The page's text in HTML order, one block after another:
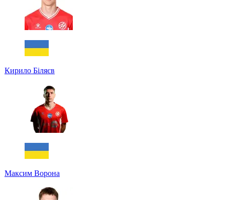
Кирило Біляєв
Максим Ворона